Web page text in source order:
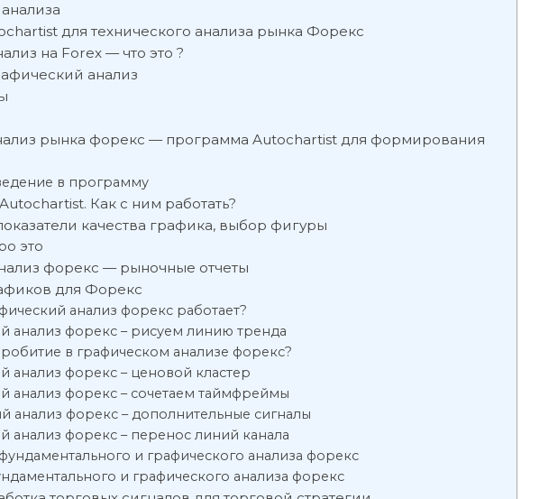
для технического анализа рынка Форекс
на Forex — что это ?
анализ
рынка форекс — программа Autochartist для формирования
в программу
Как с ним работать?
качества графика, выбор фигуры
это
форекс — рыночные отчеты
для Форекс
анализ форекс работает?
анализ форекс – рисуем линию тренда
в графическом анализе форекс?
анализ форекс – ценовой кластер
анализ форекс – сочетаем таймфреймы
анализ форекс – дополнительные сигналы
анализ форекс – перенос линий канала
и графического анализа форекс
и графического анализа форекс